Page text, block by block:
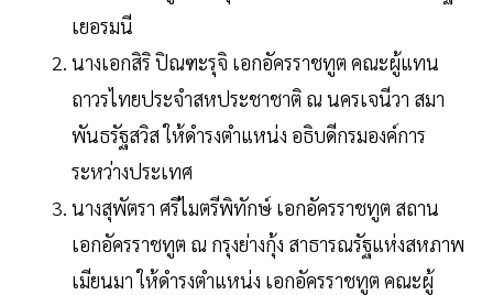
เยอรมนี
นางเอกสิริ ปิณฑะรุจิ เอกอัครราชทูต คณะผู้แทน
ถาวรไทยประจำสหประชาชาติ ณ นครเจนีวา สมา
พันธรัฐสวิส ให้ดำรงตำแหน่ง อธิบดีกรมองค์การ
ระหว่างประเทศ
นางสุพัตรา ศรีไมตรีพิทักษ์ เอกอัครราชทูต สถาน
เอกอัครราชทูต ณ กรุงย่างกุ้ง สาธารณรัฐแห่งสหภาพ
เมียนมา ให้ดำรงตำแหน่ง เอกอัครราชทูต คณะผู้